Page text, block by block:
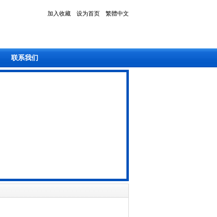
加入收藏 设为首页 繁體中文
联系我们